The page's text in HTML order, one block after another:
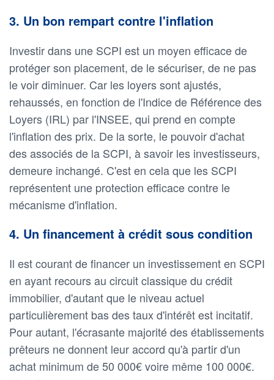
3. Un bon rempart contre l'inflation
Investir dans une SCPI est un moyen efficace de
protéger son placement, de le sécuriser, de ne pas
le voir diminuer. Car les loyers sont ajustés,
rehaussés, en fonction de l'Indice de Référence des
Loyers (IRL) par l'INSEE, qui prend en compte
l'inflation des prix. De la sorte, le pouvoir d'achat
des associés de la SCPI, à savoir les investisseurs,
demeure inchangé. C'est en cela que les SCPI
représentent une protection efficace contre le
mécanisme d'inflation.
4. Un financement à crédit sous condition
Il est courant de financer un investissement en SCPI
en ayant recours au circuit classique du crédit
immobilier, d'autant que le niveau actuel
particulièrement bas des taux d'intérêt est incitatif.
Pour autant, l'écrasante majorité des établissements
prêteurs ne donnent leur accord qu'à partir d'un
achat minimum de 50 000€ voire même 100 000€.